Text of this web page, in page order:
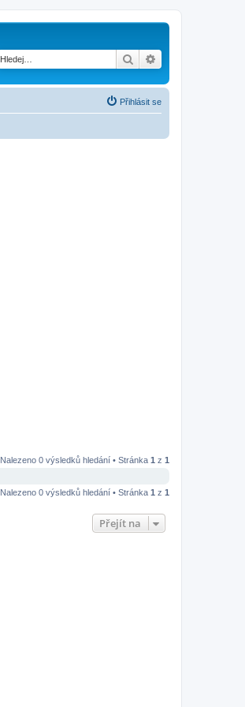
Hledat
Přihlásit se
Nalezeno 0 výsledků hledání • Stránka 1 z 1
Nalezeno 0 výsledků hledání • Stránka 1 z 1
Přejít na